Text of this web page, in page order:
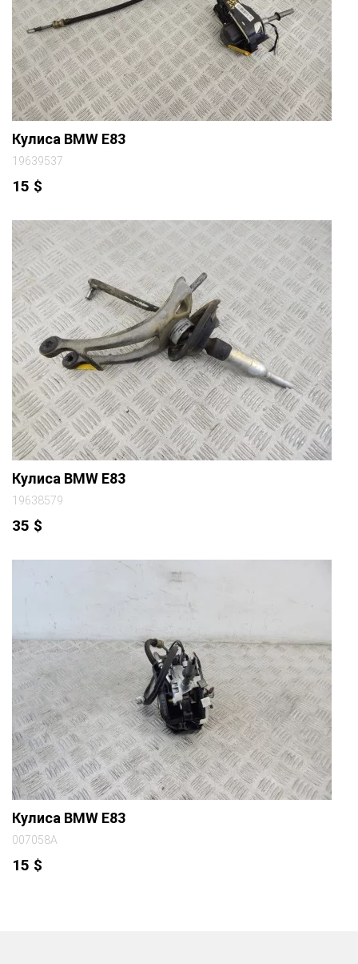
Кулиса BMW E83
19639537
15 $
Кулиса BMW E83
19638579
35 $
Кулиса BMW E83
007058A
15 $